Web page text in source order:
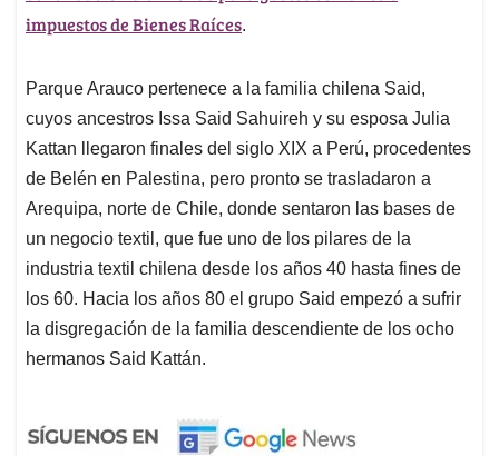
impuestos de Bienes Raíces.
Parque Arauco pertenece a la familia chilena Said,
cuyos ancestros Issa Said Sahuireh y su esposa Julia
Kattan llegaron finales del siglo XIX a Perú, procedentes
de Belén en Palestina, pero pronto se trasladaron a
Arequipa, norte de Chile, donde sentaron las bases de
un negocio textil, que fue uno de los pilares de la
industria textil chilena desde los años 40 hasta fines de
los 60. Hacia los años 80 el grupo Said empezó a sufrir
la disgregación de la familia descendiente de los ocho
hermanos Said Kattán.